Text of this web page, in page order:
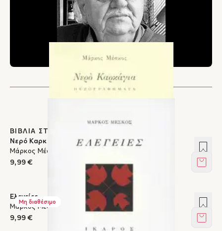
ΒΙΒΛΙΑ ΣΤΟΝ ΙΚΑΡΟ
Νερό Καρκάγια
Μάρκος Μέσκος
9,99 €
Στο
Μη διαθέσιμο
Ελεγείες
Μάρκος Μέσκος
9,99 €
Στο